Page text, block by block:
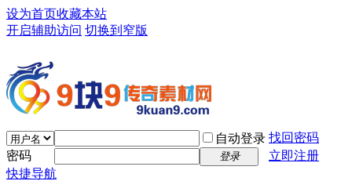
设为首页收藏本站
开启辅助访问 切换到窄版
自动登录 找回密码
密码
登录
立即注册
快捷导航